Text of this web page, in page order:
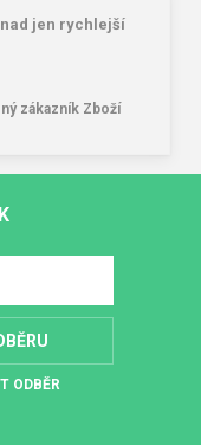
jen rychlejší
zákazník Zboží
ODBĚR